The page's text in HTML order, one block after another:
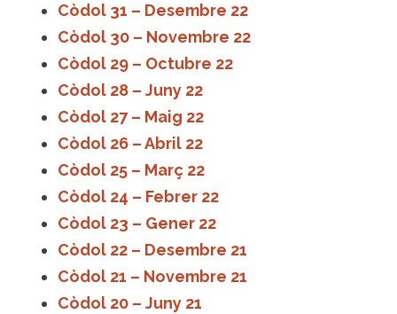
Còdol 31 – Desembre 22
Còdol 30 – Novembre 22
Còdol 29 – Octubre 22
Còdol 28 – Juny 22
Còdol 27 – Maig 22
Còdol 26 – Abril 22
Còdol 25 – Març 22
Còdol 24 – Febrer 22
Còdol 23 – Gener 22
Còdol 22 – Desembre 21
Còdol 21 – Novembre 21
Còdol 20 – Juny 21